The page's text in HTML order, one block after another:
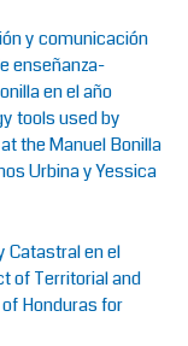
y comunicación
enseñanza-
en el año
tools used by
the Manuel Bonilla
Urbina y Yessica
Catastral en el
of Territorial and
Honduras for